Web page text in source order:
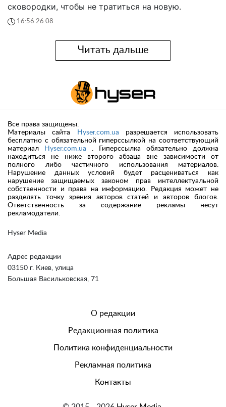
сковородки, чтобы не тратиться на новую.
16:56 26.08
Читать дальше
Hyser Media
Адрес редакции
03150 г. Киев, улица
Большая Васильковская, 71
Все права защищены.
Материалы сайта
Hyser.com.ua разрешается использовать
бесплатно с обязательной гиперссылкой на соответствующий
материал
Hyser.com.ua . Гиперссылка обязательно должна
находиться не ниже второго абзаца вне зависимости от
полного либо частичного использования материалов.
Нарушение данных условий будет расцениваться как
нарушение защищаемых законом прав интеллектуальной
собственности и права на информацию. Редакция может не
разделять точку зрения авторов статей и авторов блогов.
Ответственность за содержание рекламы несут
рекламодатели.
О редакции
Редакционная политика
Политика конфиденциальности
Рекламная политика
Контакты